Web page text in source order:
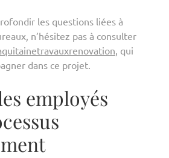
les questions liées à
n’hésitez pas à consulter
, qui
dans ce projet.
employés